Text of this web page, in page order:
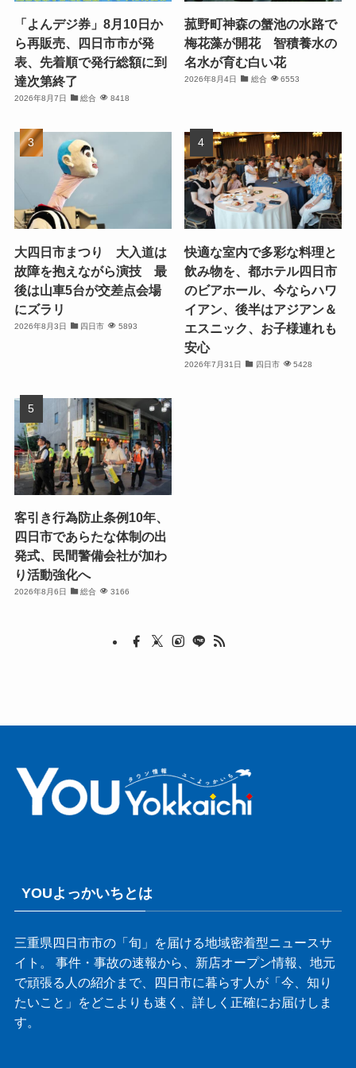
「よんデジ券」8月10日か
ら再販売、四日市市が発
表、先着順で発行総額に到
達次第終了
2026年8月7日 総合 8418
菰野町神森の蟹池の水路で
梅花藻が開花 智積養水の
名水が育む白い花
2026年8月4日 総合 6553
大四日市まつり 大入道は
故障を抱えながら演技 最
後は山車5台が交差点会場
にズラリ
2026年8月3日 四日市 5893
快適な室内で多彩な料理と
飲み物を、都ホテル四日市
のビアホール、今ならハワ
イアン、後半はアジアン＆
エスニック、お子様連れも
安心
2026年7月31日 四日市 5428
客引き行為防止条例10年、
四日市であらたな体制の出
発式、民間警備会社が加わ
り活動強化へ
2026年8月6日 総合 3166
YOUよっかいちとは
三重県四日市市の「旬」を届ける地域密着型ニュースサ
イト。 事件・事故の速報から、新店オープン情報、地元
で頑張る人の紹介まで、四日市に暮らす人が「今、知り
たいこと」をどこよりも速く、詳しく正確にお届けしま
す。